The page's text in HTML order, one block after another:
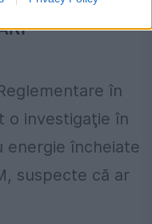
în
o investigaţie în
energie încheiate
suspecte că ar